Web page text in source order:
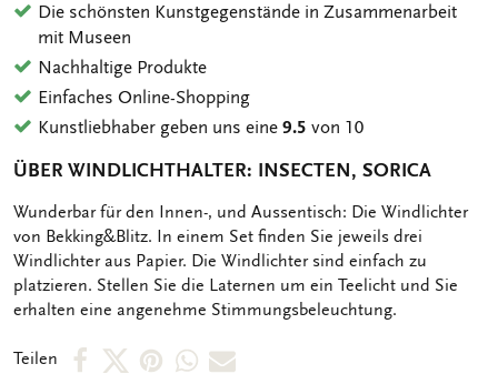
Die schönsten Kunstgegenstände in Zusammenarbeit
mit Museen
Nachhaltige Produkte
Einfaches Online-Shopping
Kunstliebhaber geben uns eine9.5 von 10
ÜBER WINDLICHTHALTER: INSECTEN, SORICA
OMSCHRIJVING
Wunderbar für den Innen-, und Aussentisch: Die Windlichter
von Bekking&Blitz. In einem Set finden Sie jeweils drei
Windlichter aus Papier. Die Windlichter sind einfach zu
platzieren. Stellen Sie die Laternen um ein Teelicht und Sie
erhalten eine angenehme Stimmungsbeleuchtung.
Teilen
Per Per Per PerPer